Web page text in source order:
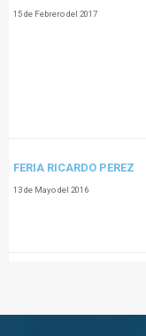
15 de Febrero del 2017
FERIA RICARDO PEREZ
13 de Mayo del 2016